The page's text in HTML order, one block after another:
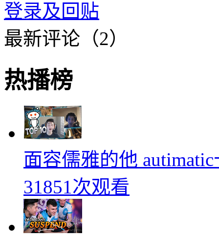
登录及回贴
最新评论（2）
热播榜
面容儒雅的他
31851次观看